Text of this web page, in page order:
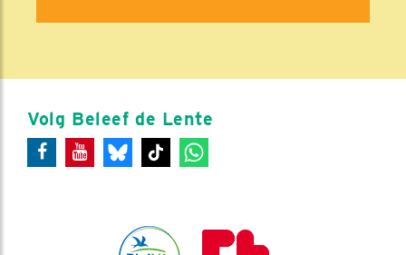
Volg Beleef de Lente